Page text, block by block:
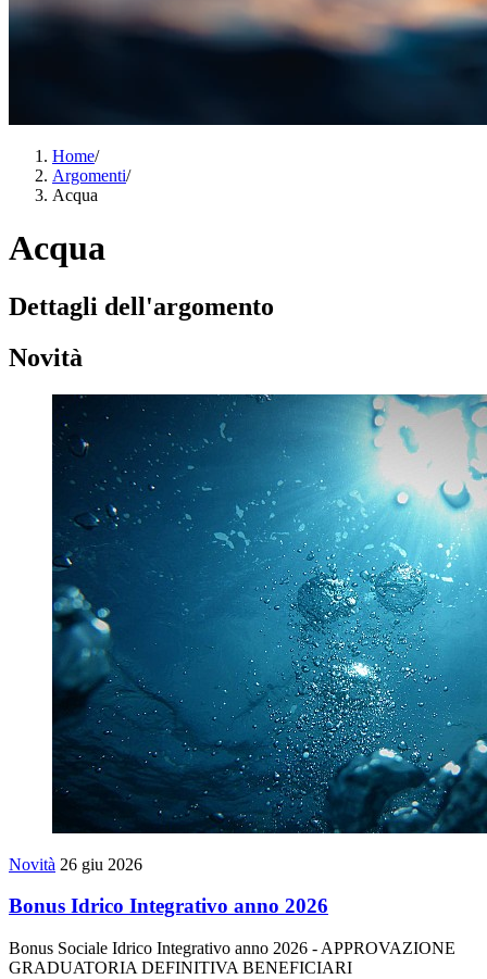
Home/
Argomenti/
Acqua
Acqua
Dettagli dell'argomento
Novità
Novità 26 giu 2026
Bonus Idrico Integrativo anno 2026
Bonus Sociale Idrico Integrativo anno 2026 - APPROVAZIONE
GRADUATORIA DEFINITIVA BENEFICIARI